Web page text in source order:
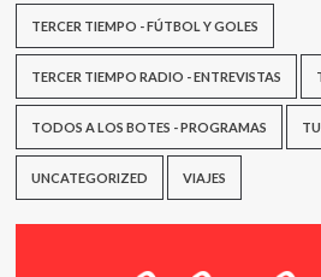
TERCER TIEMPO - FÚTBOL Y GOLES
TERCER TIEMPO RADIO - ENTREVISTAS
TODOS A LOS BOTES - PROGRAMAS
UNCATEGORIZED VIAJES